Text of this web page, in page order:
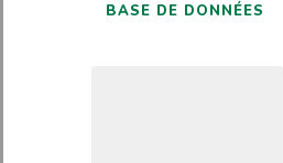
BASE DE DONNÉES